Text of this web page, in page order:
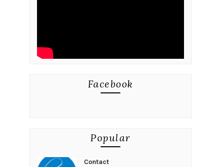
Facebook
Popular
Contact